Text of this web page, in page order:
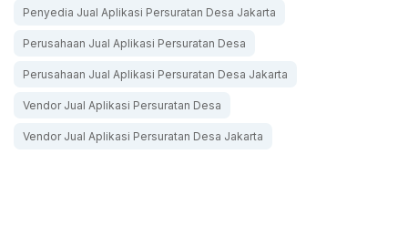
Penyedia Jual Aplikasi Persuratan Desa Jakarta
Perusahaan Jual Aplikasi Persuratan Desa
Perusahaan Jual Aplikasi Persuratan Desa Jakarta
Vendor Jual Aplikasi Persuratan Desa
Vendor Jual Aplikasi Persuratan Desa Jakarta